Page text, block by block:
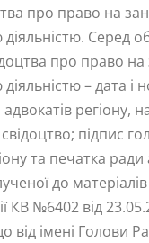
про право на
Серед
про право на
– дата і
регіону,
підпис
та печатка ради
до
КВ №6402 від
від імені Голови